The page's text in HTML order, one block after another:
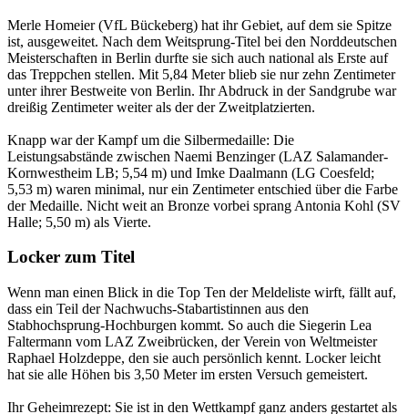
Merle Homeier (VfL Bückeberg) hat ihr Gebiet, auf dem sie Spitze
ist, ausgeweitet. Nach dem Weitsprung-Titel bei den Norddeutschen
Meisterschaften in Berlin durfte sie sich auch national als Erste auf
das Treppchen stellen. Mit 5,84 Meter blieb sie nur zehn Zentimeter
unter ihrer Bestweite von Berlin. Ihr Abdruck in der Sandgrube war
dreißig Zentimeter weiter als der der Zweitplatzierten.
Knapp war der Kampf um die Silbermedaille: Die
Leistungsabstände zwischen Naemi Benzinger (LAZ Salamander-
Kornwestheim LB; 5,54 m) und Imke Daalmann (LG Coesfeld;
5,53 m) waren minimal, nur ein Zentimeter entschied über die Farbe
der Medaille. Nicht weit an Bronze vorbei sprang Antonia Kohl (SV
Halle; 5,50 m) als Vierte.
Locker zum Titel
Wenn man einen Blick in die Top Ten der Meldeliste wirft, fällt auf,
dass ein Teil der Nachwuchs-Stabartistinnen aus den
Stabhochsprung-Hochburgen kommt. So auch die Siegerin Lea
Faltermann vom LAZ Zweibrücken, der Verein von Weltmeister
Raphael Holzdeppe, den sie auch persönlich kennt. Locker leicht
hat sie alle Höhen bis 3,50 Meter im ersten Versuch gemeistert.
Ihr Geheimrezept: Sie ist in den Wettkampf ganz anders gestartet als